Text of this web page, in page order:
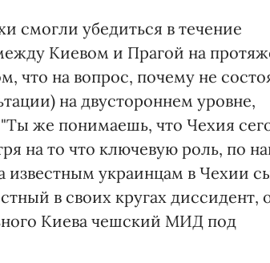
смогли убедиться в течение
Киевом и Прагой на
что на вопрос, почему не
на двустороннем уровне,
же понимаешь, что Чехия
на то что ключевую роль, по
украинцам в Чехии
в своих кругах диссидент,
Киева чешский МИД под